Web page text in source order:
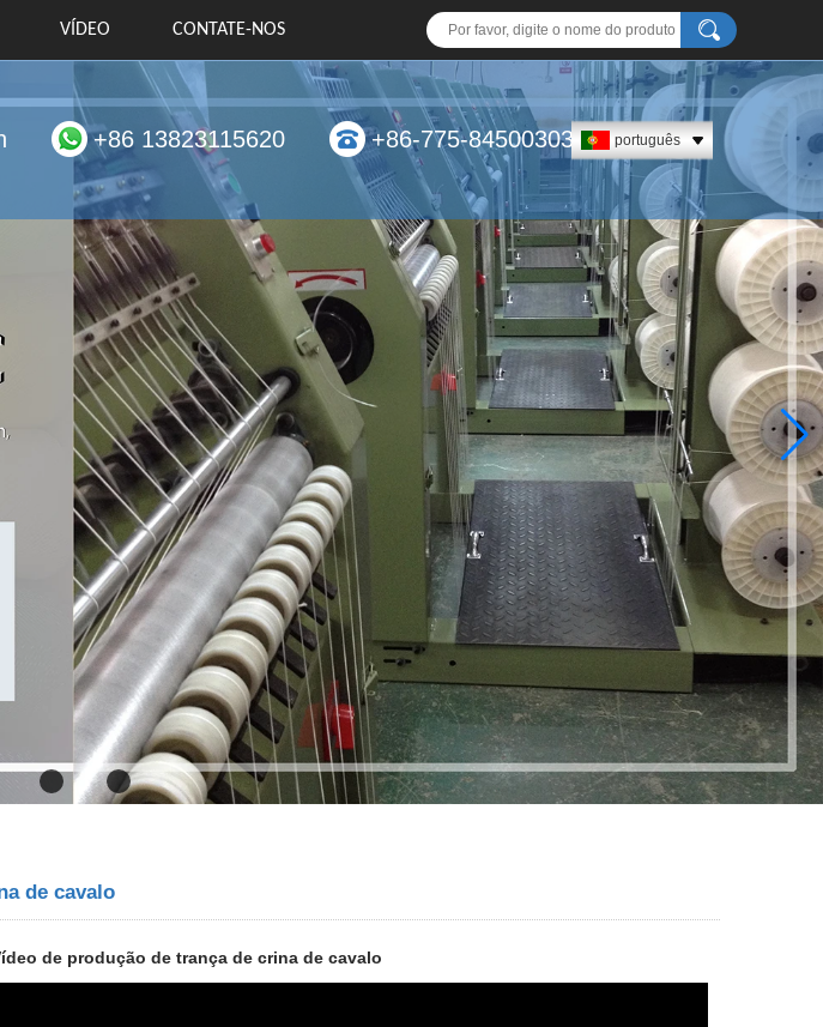
VÍDEO CONTATE-NOS
+86 13823115620 +86-775-84500303 português
de cavalo
de produção de trança de crina de cavalo